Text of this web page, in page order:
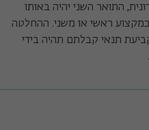
התואר השני יהיה באותו
ראשי או משני. ההחלטה
תנאי קבלתם תהיה בידי